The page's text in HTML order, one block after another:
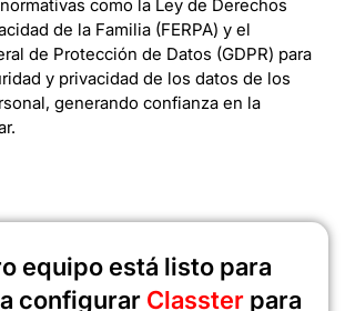
como la Ley de Derechos
de la Familia (FERPA) y el
de Protección de Datos (GDPR) para
y privacidad de los datos de los
generando confianza en la
equipo está listo para
configurar Classter para